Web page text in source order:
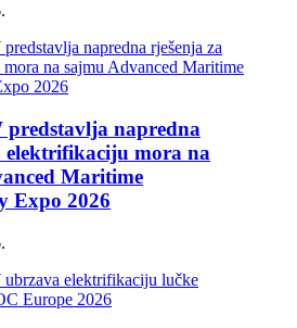
predstavlja napredna
elektrifikaciju mora na
Maritime
Expo 2026